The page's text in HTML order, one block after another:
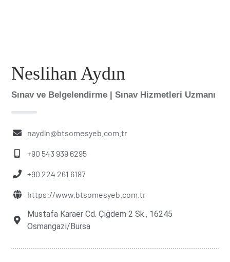
Neslihan Aydın
Sınav ve Belgelendirme | Sınav Hizmetleri Uzmanı
naydin@btsomesyeb.com.tr
+90 543 939 6295
+90 224 261 6187
https://www.btsomesyeb.com.tr
Mustafa Karaer Cd. Çiğdem 2 Sk., 16245
Osmangazi̇/Bursa